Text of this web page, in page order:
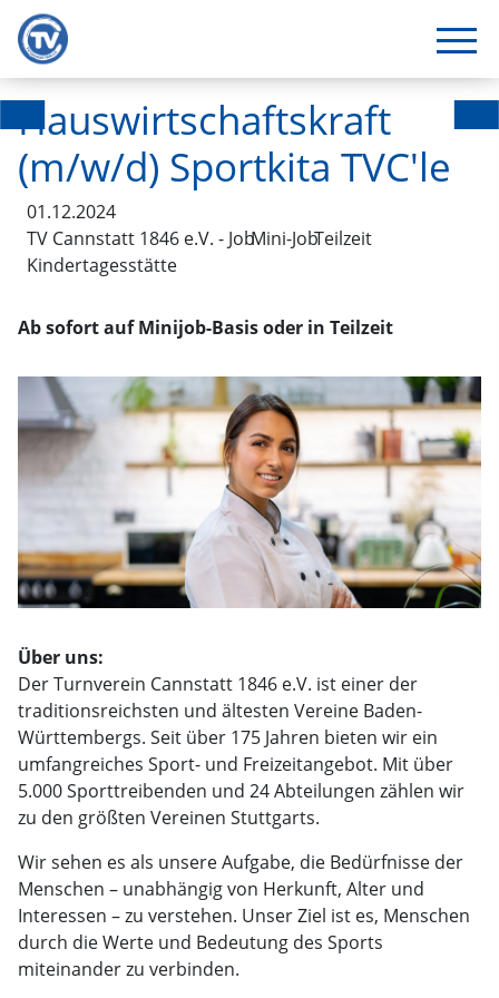
Hauswirtschaftskraft
(m/w/d) Sportkita TVC'le
01.12.2024
TV Cannstatt 1846 e.V. - JobMini-JobTeilzeit
Kindertagesstätte
Ab sofort auf Minijob-Basis oder in Teilzeit
Über uns:
Der Turnverein Cannstatt 1846 e.V. ist einer der
traditionsreichsten und ältesten Vereine Baden-
Württembergs. Seit über 175 Jahren bieten wir ein
umfangreiches Sport- und Freizeitangebot. Mit über
5.000 Sporttreibenden und 24 Abteilungen zählen wir
zu den größten Vereinen Stuttgarts.
Wir sehen es als unsere Aufgabe, die Bedürfnisse der
Menschen – unabhängig von Herkunft, Alter und
Interessen – zu verstehen. Unser Ziel ist es, Menschen
durch die Werte und Bedeutung des Sports
miteinander zu verbinden.